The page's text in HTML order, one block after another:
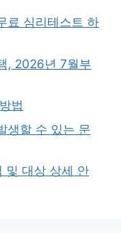
료 심리테스트 하
, 2026년 7월부
법
생할 수 있는 문
및 대상 상세 안